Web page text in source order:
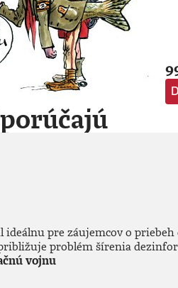
ideálnu pre záujemcov o
problém šírenia
vojnu